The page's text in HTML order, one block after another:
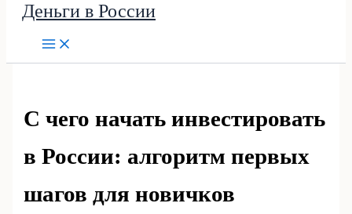
Деньги в России
С чего начать инвестировать
в России: алгоритм первых
шагов для новичков